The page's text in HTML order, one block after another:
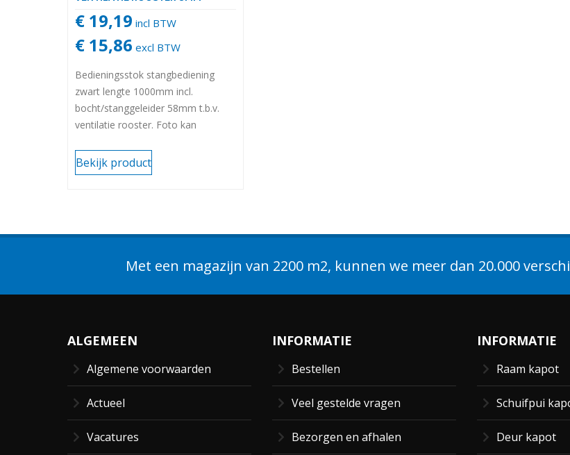
€ 19,19 incl BTW
€ 15,86 excl BTW
Bedieningsstok stangbediening
zwart lengte 1000mm incl.
bocht/stanggeleider 58mm t.b.v.
ventilatie rooster. Foto kan
(universele stok) 8mm
Bekijk product
Met een magazijn van 2200 m2, kunnen we meer dan 20.000
ALGEMEEN
Algemene voorwaarden
Actueel
Vacatures
INFORMATIE
Bestellen
Veel gestelde vragen
Bezorgen en afhalen
INFORMATIE
Raam kapot
Schuifpui
Deur kapot